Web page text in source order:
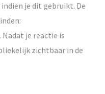
je dit gebruikt. De
je reactie is
zichtbaar in de